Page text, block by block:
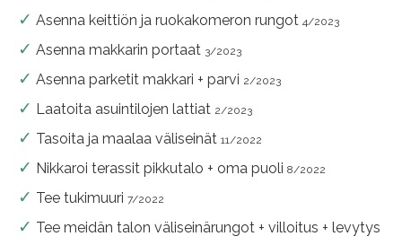
Asenna keittiön ja ruokakomeron rungot 4/2023
Asenna makkarin portaat 3/2023
Asenna parketit makkari + parvi 2/2023
Laatoita asuintilojen lattiat 2/2023
Tasoita ja maalaa väliseinät 11/2022
Nikkaroi terassit pikkutalo + oma puoli 8/2022
Tee tukimuuri 7/2022
Tee meidän talon väliseinärungot + villoitus + levytys